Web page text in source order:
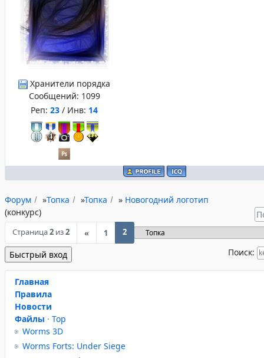
Хранители порядка
Сообщений: 1099
Реп: 23 / Инв: 14
Форум »Топка »Топка » Новогодний логотип
(конкурс)
Страница2 из2 « 1 2
Поиск:
Главная
Правила
Новости
Файлы · Top
Worms 3D
Worms Forts: Under Siege